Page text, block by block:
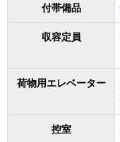
付帯備品
収容定員
荷物用エレベーター
控室